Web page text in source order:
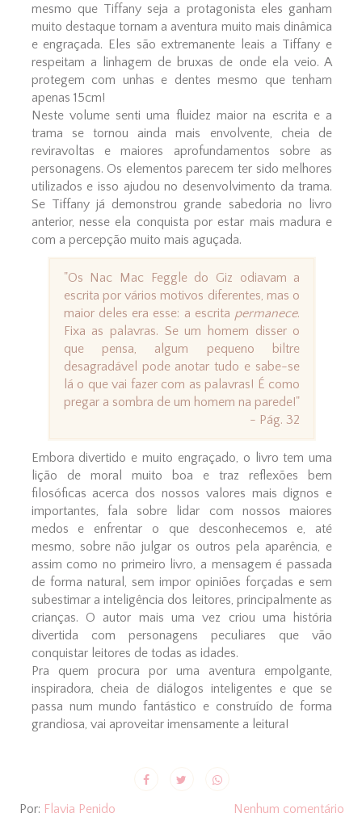
mesmo que Tiffany seja a protagonista eles ganham
muito destaque tornam a aventura muito mais dinâmica
e engraçada. Eles são extremanente leais a Tiffany e
respeitam a linhagem de bruxas de onde ela veio. A
protegem com unhas e dentes mesmo que tenham
apenas 15cm!
Neste volume senti uma fluidez maior na escrita e a
trama se tornou ainda mais envolvente, cheia de
reviravoltas e maiores aprofundamentos sobre as
personagens. Os elementos parecem ter sido melhores
utilizados e isso ajudou no desenvolvimento da trama.
Se Tiffany já demonstrou grande sabedoria no livro
anterior, nesse ela conquista por estar mais madura e
com a percepção muito mais aguçada.
"Os Nac Mac Feggle do Giz odiavam a
escrita por vários motivos diferentes, mas o
maior deles era esse: a escrita permanece.
Fixa as palavras. Se um homem disser o
que pensa, algum pequeno biltre
desagradável pode anotar tudo e sabe-se
lá o que vai fazer com as palavras! É como
pregar a sombra de um homem na parede!"
- Pág. 32
Embora divertido e muito engraçado, o livro tem uma
lição de moral muito boa e traz reflexões bem
filosóficas acerca dos nossos valores mais dignos e
importantes, fala sobre lidar com nossos maiores
medos e enfrentar o que desconhecemos e, até
mesmo, sobre não julgar os outros pela aparência, e
assim como no primeiro livro, a mensagem é passada
de forma natural, sem impor opiniões forçadas e sem
subestimar a inteligência dos leitores, principalmente as
crianças. O autor mais uma vez criou uma história
divertida com personagens peculiares que vão
conquistar leitores de todas as idades.
Pra quem procura por uma aventura empolgante,
inspiradora, cheia de diálogos inteligentes e que se
passa num mundo fantástico e construído de forma
grandiosa, vai aproveitar imensamente a leitura!
Por: Flavia Penido
Nenhum comentário